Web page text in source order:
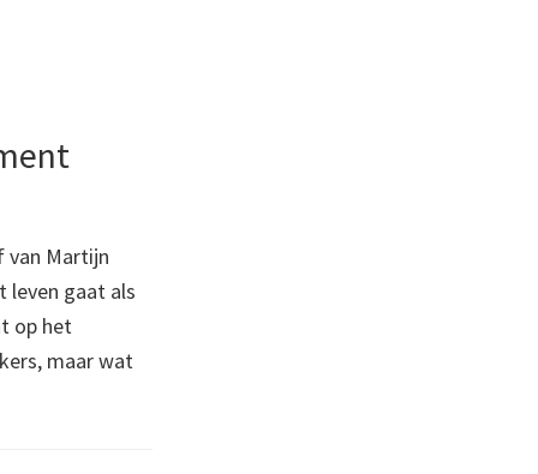
van Martijn
leven gaat als
op het
maar wat